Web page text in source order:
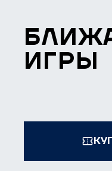
ИГРЫ